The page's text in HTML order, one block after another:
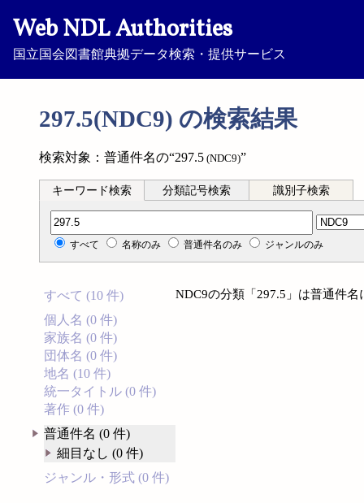
Web NDL Authorities
国立国会図書館典拠データ検索・提供サービス
297.5(NDC9) の検索結果
検索対象：普通件名の“297.5 (NDC9)”
キーワード検索 分類記号検索 識別子検索
分類記号検索
すべて 名称のみ 普通件名のみ ジャンルのみ
すべて (10 件)
個人名 (0 件)
家族名 (0 件)
団体名 (0 件)
地名 (10 件)
統一タイトル (0 件)
著作 (0 件)
普通件名 (0 件)
細目なし (0 件)
ジャンル・形式 (0 件)
NDC9の分類「297.5」は普通件